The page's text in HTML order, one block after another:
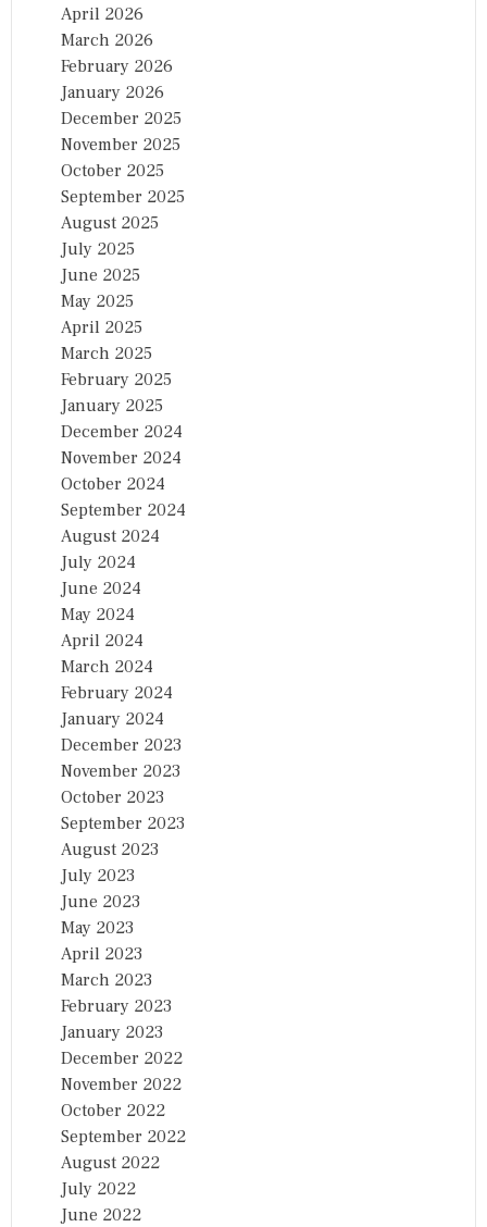
April 2026
March 2026
February 2026
January 2026
December 2025
November 2025
October 2025
September 2025
August 2025
July 2025
June 2025
May 2025
April 2025
March 2025
February 2025
January 2025
December 2024
November 2024
October 2024
September 2024
August 2024
July 2024
June 2024
May 2024
April 2024
March 2024
February 2024
January 2024
December 2023
November 2023
October 2023
September 2023
August 2023
July 2023
June 2023
May 2023
April 2023
March 2023
February 2023
January 2023
December 2022
November 2022
October 2022
September 2022
August 2022
July 2022
June 2022